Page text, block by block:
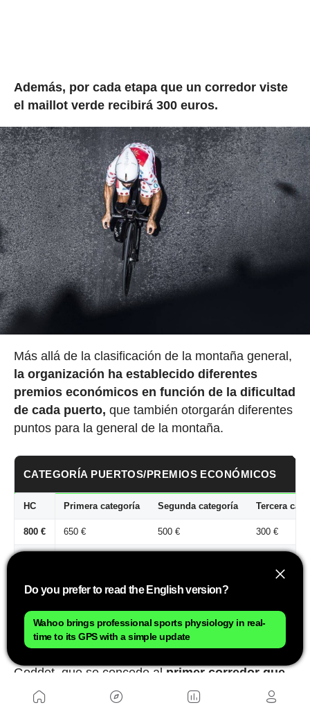
Además, por cada etapa que un corredor viste
el maillot verde recibirá 300 euros.
Más allá de la clasificación de la montaña general,
la organización ha establecido diferentes
premios económicos en función de la dificultad
de cada puerto, que también otorgarán diferentes
puntos para la general de la montaña.
CATEGORÍA PUERTOS/PREMIOS ECONÓMICOS
HC Primera categoría Segunda categoría Tercera
800 € 650 € 500 € 300 €
Goddet, que se concede alprimer corredor que
corona el Tourmalet
. En la edición de 2026
Do you prefer to read the English version?
Wahoo brings professional sports physiology in real-
time to its GPS with a simple update